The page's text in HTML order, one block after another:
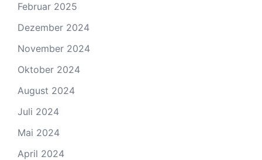
Februar 2025
Dezember 2024
November 2024
Oktober 2024
August 2024
Juli 2024
Mai 2024
April 2024